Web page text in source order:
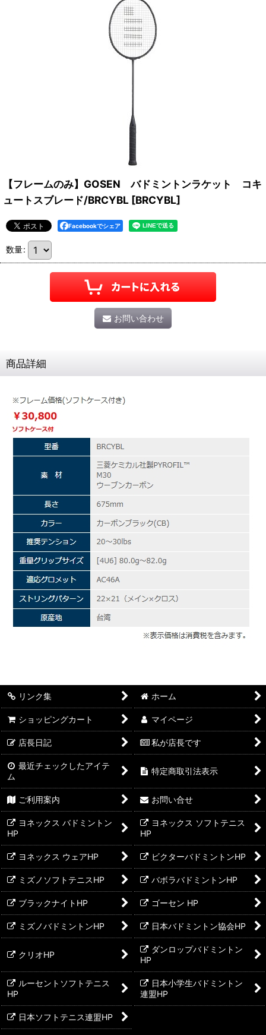
【フレームのみ】GOSEN バドミントンラケット コキ
ュートスブレード/BRCYBL [BRCYBL]
Facebookでシェア
数量:
お問い合わせ
商品詳細
リンク集 ホーム
ショッピングカート マイページ
店長日記 私が店長です
最近チェックしたアイテ
ム
特定商取引法表示
ご利用案内 お問い合せ
ヨネックス バドミントン
HP
ヨネックス ソフトテニス
HP
ヨネックス ウェアHP ビクターバドミントンHP
ミズノソフトテニスHP バボラバドミントンHP
ブラックナイトHP ゴーセン HP
ミズノバドミントンHP 日本バドミントン協会HP
クリオHP
ダンロップバドミントン
HP
ルーセントソフトテニス
HP
日本小学生バドミントン
連盟HP
日本ソフトテニス連盟HP